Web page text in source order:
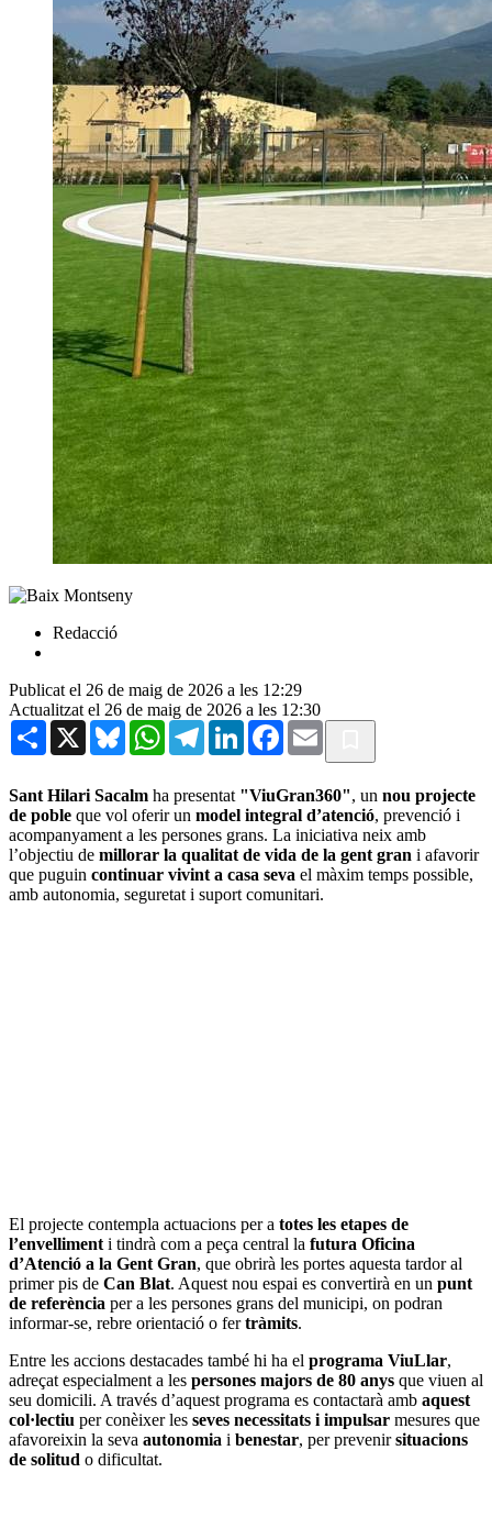
Redacció
Publicat el 26 de maig de 2026 a les 12:29
Actualitzat el 26 de maig de 2026 a les 12:30
Share X BlueskyWhatsAppTelegramLinkedInFacebook
Email
Sant Hilari Sacalm ha presentat "ViuGran360", un nou projecte
de poble que vol oferir un model integral d’atenció, prevenció i
acompanyament a les persones grans. La iniciativa neix amb
l’objectiu de millorar la qualitat de vida de la gent gran i afavorir
que puguin continuar vivint a casa seva el màxim temps possible,
amb autonomia, seguretat i suport comunitari.
El projecte contempla actuacions per a totes les etapes de
l’envelliment i tindrà com a peça central la futura Oficina
d’Atenció a la Gent Gran, que obrirà les portes aquesta tardor al
primer pis de Can Blat. Aquest nou espai es convertirà en un punt
de referència per a les persones grans del municipi, on podran
informar-se, rebre orientació o fertràmits.
Entre les accions destacades també hi ha el programa ViuLlar,
adreçat especialment a les persones majors de 80 anys que viuen al
seu domicili. A través d’aquest programa es contactarà amb aquest
col·lectiu per conèixer les seves necessitats i impulsar mesures que
afavoreixin la seva autonomia i benestar, per prevenirsituacions
de solitud o dificultat.